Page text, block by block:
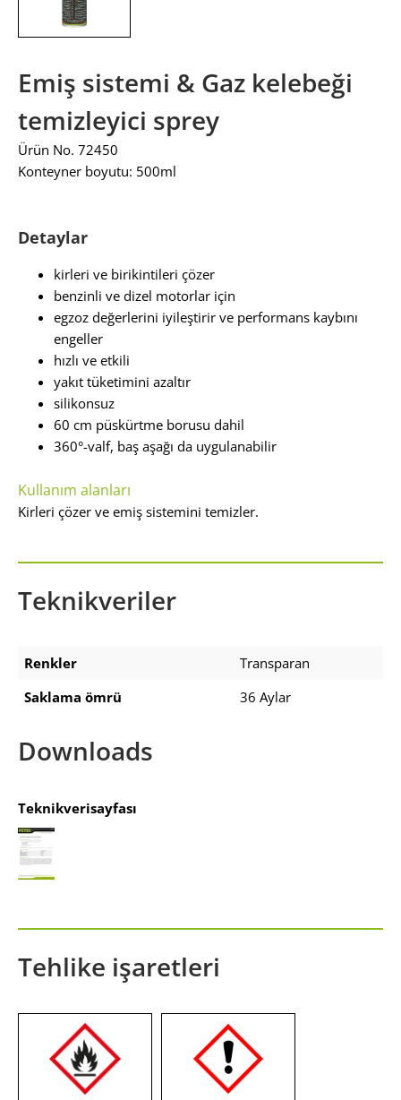
Emiş sistemi & Gaz kelebeği
temizleyici sprey
Ürün No. 72450
Konteyner boyutu: 500ml
Detaylar
kirleri ve birikintileri çözer
benzinli ve dizel motorlar için
egzoz değerlerini iyileştirir ve performans kaybını
engeller
hızlı ve etkili
yakıt tüketimini azaltır
silikonsuz
60 cm püskürtme borusu dahil
360°-valf, baş aşağı da uygulanabilir
Kullanım alanları
Kirleri çözer ve emiş sistemini temizler.
Teknikveriler
Renkler
Transparan
Saklama ömrü
36 Aylar
Downloads
Teknikverisayfası
Tehlike işaretleri